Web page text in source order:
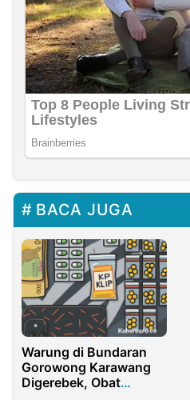
BACA JUGA
Warung di Bundaran
Gorowong Karawang
Digerebek, Obat